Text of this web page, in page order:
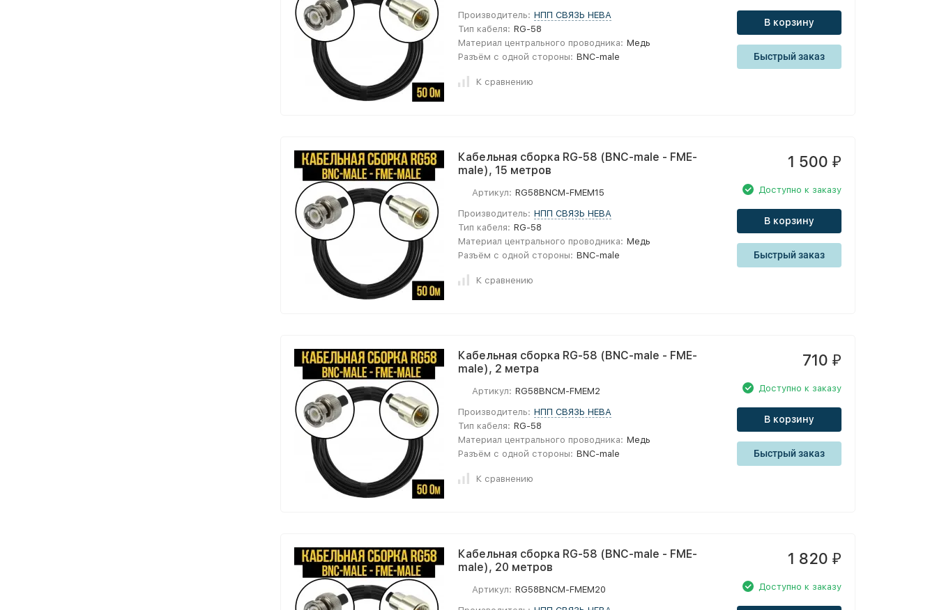
Производитель: НПП СВЯЗЬ НЕВА
Тип кабеля: RG-58
Материал центрального проводника: Медь
Разъём с одной стороны: BNC-male
К сравнению
В корзину
Быстрый заказ
Кабельная сборка RG-58 (BNC-male - FME-
male), 15 метров
Артикул: RG58BNCM-FMEM15
Производитель: НПП СВЯЗЬ НЕВА
Тип кабеля: RG-58
Материал центрального проводника: Медь
Разъём с одной стороны: BNC-male
К сравнению
1 500 ₽
Доступно к заказу
В корзину
Быстрый заказ
Кабельная сборка RG-58 (BNC-male - FME-
male), 2 метра
Артикул: RG58BNCM-FMEM2
Производитель: НПП СВЯЗЬ НЕВА
Тип кабеля: RG-58
Материал центрального проводника: Медь
Разъём с одной стороны: BNC-male
К сравнению
710 ₽
Доступно к заказу
В корзину
Быстрый заказ
Кабельная сборка RG-58 (BNC-male - FME-
male), 20 метров
Артикул: RG58BNCM-FMEM20
1 820 ₽
Доступно к заказу